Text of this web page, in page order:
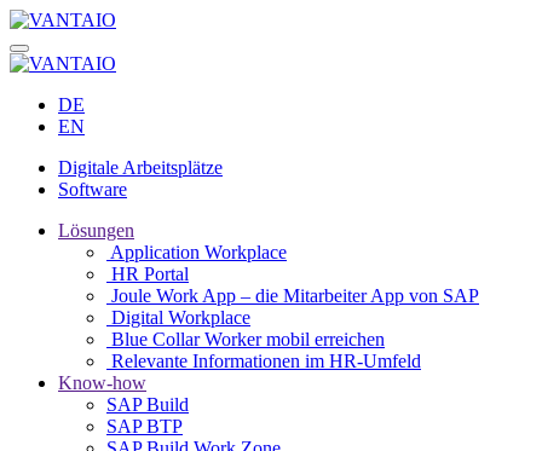
DE
EN
Digitale Arbeitsplätze
Software
Lösungen
Application Workplace
HR Portal
Joule Work App – die Mitarbeiter App von SAP
Digital Workplace
Blue Collar Worker mobil erreichen
Relevante Informationen im HR-Umfeld
Know-how
SAP Build
SAP BTP